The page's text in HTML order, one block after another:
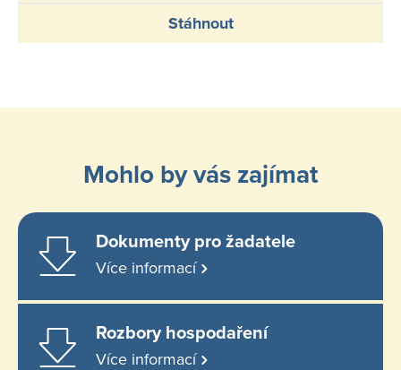
Stáhnout
Mohlo by vás zajímat
Dokumenty pro žadatele
Více informací
Rozbory hospodaření
Více informací